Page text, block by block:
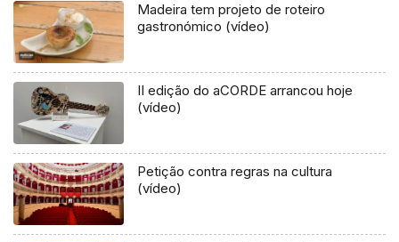
Madeira tem projeto de roteiro
gastronómico (vídeo)
II edição do aCORDE arrancou hoje
(vídeo)
Petição contra regras na cultura
(vídeo)